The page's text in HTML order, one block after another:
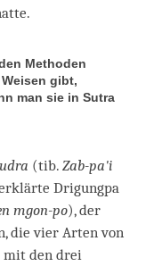
Methoden
gibt,
man sie in Sutra
(tib. Zab-pa'i
Drigungpa
mgon-po), der
die vier Arten von
den drei